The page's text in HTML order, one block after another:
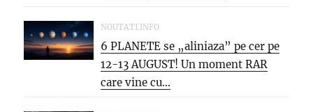
NOUTATI.INFO
6 PLANETE se „aliniaza” pe cer pe
12-13 AUGUST! Un moment RAR
care vine cu...